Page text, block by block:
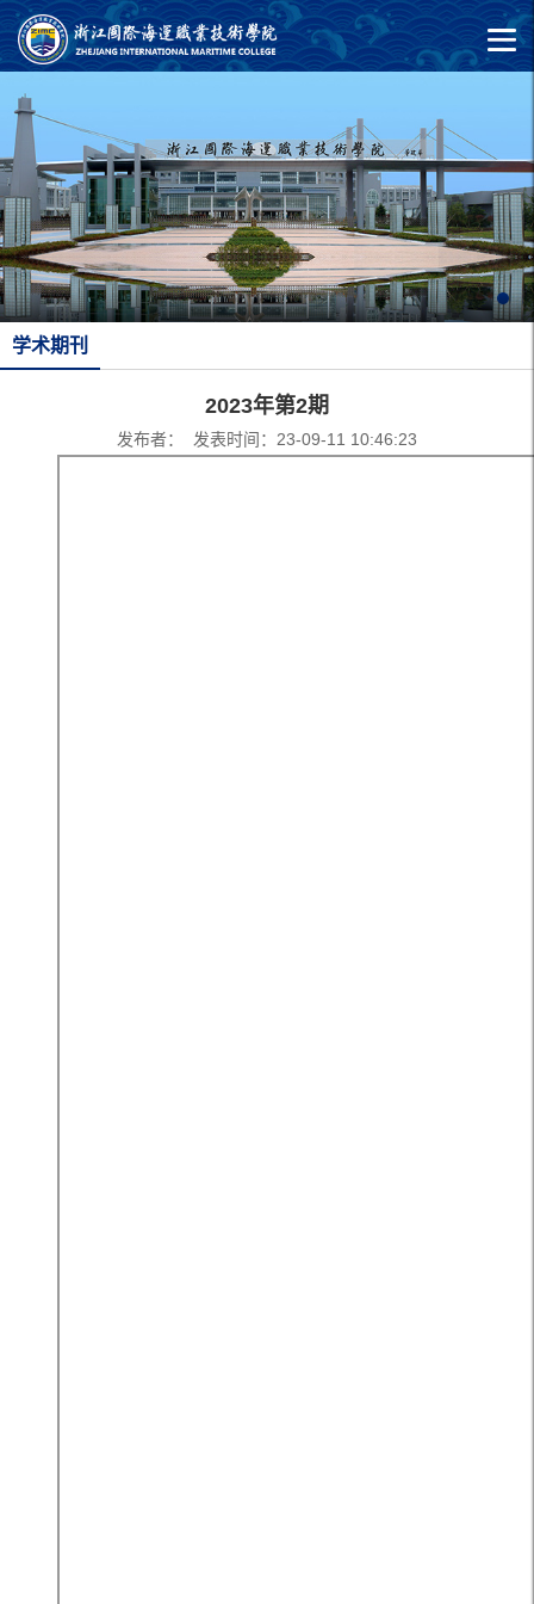
学术期刊
2023年第2期
发布者： 发表时间：23-09-11 10:46:23